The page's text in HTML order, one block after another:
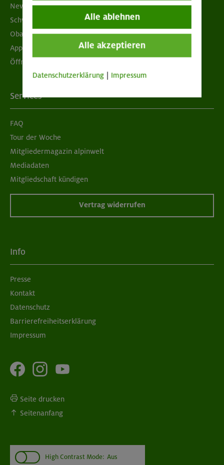
Newsletter
Schwarzes Brett
Obacht geben!
App "Mein DAV+"
Öffnungszeiten
Services
FAQ
Tour der Woche
Mitgliedermagazin alpinwelt
Mediadaten
Mitgliedschaft kündigen
Vertrag widerrufen
Info
Presse
Kontakt
Datenschutz
Barrierefreiheitserklärung
Impressum
Seite drucken
Seitenanfang
High Contrast Mode: Aus
Alle ablehnen
Alle akzeptieren
Datenschutzerklärung Impressum